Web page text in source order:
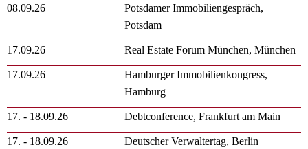
08.09.26
Potsdamer Immobiliengespräch,
Potsdam
17.09.26 Real Estate Forum München, München
17.09.26
Hamburger Immobilienkongress,
Hamburg
17. - 18.09.26 Debtconference, Frankfurt am Main
17. - 18.09.26 Deutscher Verwaltertag, Berlin